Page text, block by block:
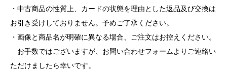
・中古商品の性質上、カードの状態を理由とした返品及び交換は
お引き受けしておりません。予めご了承ください。
・画像と商品名が明確に異なる場合、ご注文はお控えください。
お手数ではございますが、お問い合わせフォームよりご連絡い
ただけましたら幸いです。